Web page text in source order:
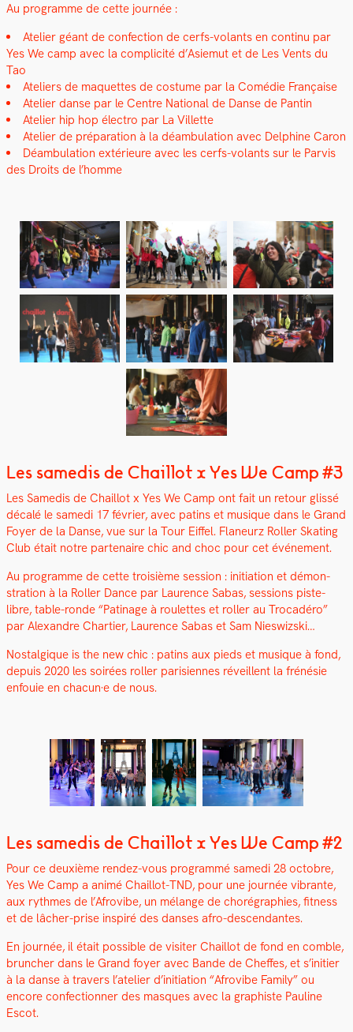
Au pro­gramme de cette journée :
Ate­lier géant de con­fec­tion de cerfs-volants en con­tinu par
Yes We camp avec la com­plic­ité d’Asiemut et de Les Vents du
Tao
Ate­liers de maque­ttes de cos­tume par la Comédie Française
Ate­lier danse par le Cen­tre Nation­al de Danse de Pan­tin
Ate­lier hip hop élec­tro par La Vil­lette
Ate­lier de pré­pa­ra­tion à la déam­bu­la­tion avec Del­phine Caron
Déam­bu­la­tion extérieure avec les cerfs-volants sur le Parvis
des Droits de l’homme
Les samedis de Chaillot x Yes We Camp #3
Les Samedis de Chail­lot x Yes We Camp ont fait un retour glis­sé
décalé le same­di 17 févri­er, avec patins et musique dans le Grand
Foy­er de la Danse, vue sur la Tour Eif­fel. Fla­neurz Roller Skat­ing
Club était notre parte­naire chic and choc pour cet événe­ment.
Au pro­gramme de cette troisième ses­sion : ini­ti­a­tion et démon­
stra­tion à la Roller Dance par Lau­rence Sabas, ses­sions piste-
libre, table-ronde “Pati­nage à roulettes et roller au Tro­cadéro”
par Alexan­dre Charti­er, Lau­rence Sabas et Sam Nieswiz­s­ki…
Nos­tal­gique is the new chic : patins aux pieds et musique à fond,
depuis 2020 les soirées roller parisi­ennes réveil­lent la frénésie
enfouie en chacun·e de nous.
Les samedis de Chaillot x Yes We Camp #2
Pour ce deux­ième ren­dez-vous pro­gram­mé same­di 28 octo­bre,
Yes We Camp a ani­mé Chail­lot-TND, pour une journée vibrante,
aux rythmes de l’Afrovibe, un mélange de ​​choré­gra­phies, fit­ness
et de lâch­er-prise inspiré des dans­es afro-descen­dantes.
En journée, il était pos­si­ble de vis­iter Chail­lot de fond en comble,
brunch­er dans le Grand foy­er avec Bande de Cheffes, et s’ini­ti­er
à la danse à tra­vers l’ate­lier d’ini­ti­a­tion “Afrovibe Fam­i­ly” ou
encore con­fec­tion­ner des masques avec la graphiste Pauline
Escot.